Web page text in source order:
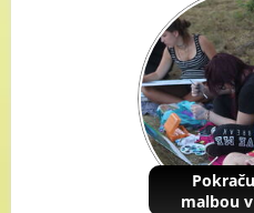
malbou